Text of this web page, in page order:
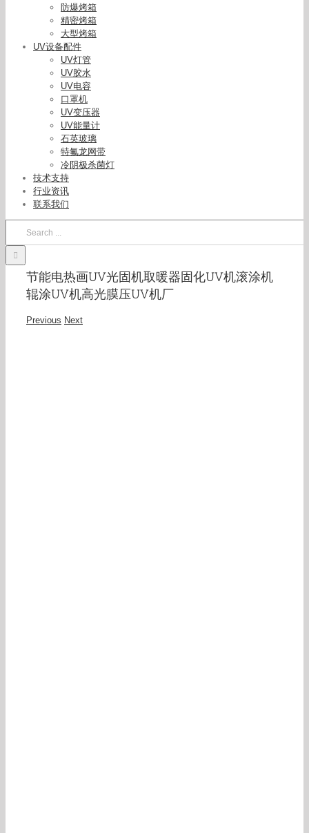
防爆烤箱
精密烤箱
大型烤箱
UV设备配件
UV灯管
UV胶水
UV电容
口罩机
UV变压器
UV能量计
石英玻璃
特氟龙网带
冷阴极杀菌灯
技术支持
行业资讯
联系我们
节能电热画UV光固机取暖器固化UV机滚涂机
辊涂UV机高光膜压UV机厂
Previous Next